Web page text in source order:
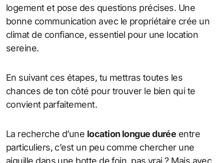
logement et pose des questions précises. Une
bonne communication avec le propriétaire crée un
climat de confiance, essentiel pour une location
sereine.
En suivant ces étapes, tu mettras toutes les
chances de ton côté pour trouver le bien qui te
convient parfaitement.
La recherche d’une location longue durée entre
particuliers, c’est un peu comme chercher une
aiguille dans une botte de foin, pas vrai ? Mais avec